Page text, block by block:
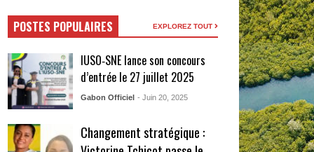
POSTES POPULAIRES EXPLOREZ TOUT
IUSO‑SNE lance son concours
d’entrée le 27 juillet 2025
Gabon Officiel - Juin 20, 2025
Changement stratégique :